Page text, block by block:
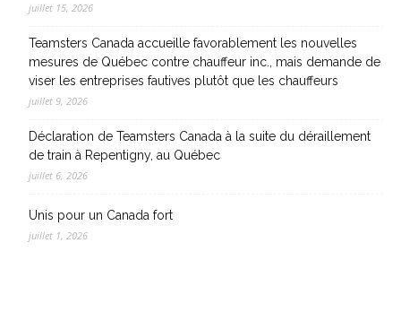
juillet 15, 2026
Teamsters Canada accueille favorablement les nouvelles
mesures de Québec contre chauffeur inc., mais demande de
viser les entreprises fautives plutôt que les chauffeurs
juillet 9, 2026
Déclaration de Teamsters Canada à la suite du déraillement
de train à Repentigny, au Québec
juillet 6, 2026
Unis pour un Canada fort
juillet 1, 2026